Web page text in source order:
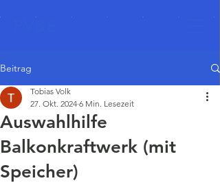
Beitrag
Auswahlhilfe
Balkonkraftwerk (mit
Speicher)
Tobias Volk
27. Okt. 2024 6 Min. Lesezeit